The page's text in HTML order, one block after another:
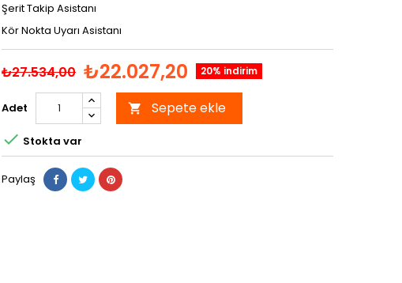
Şerit Takip Asistanı
Kör Nokta Uyarı Asistanı
₺27.534,00 ₺22.027,20 20% indirim
Adet  Sepete ekle
 Stokta var
Paylaş